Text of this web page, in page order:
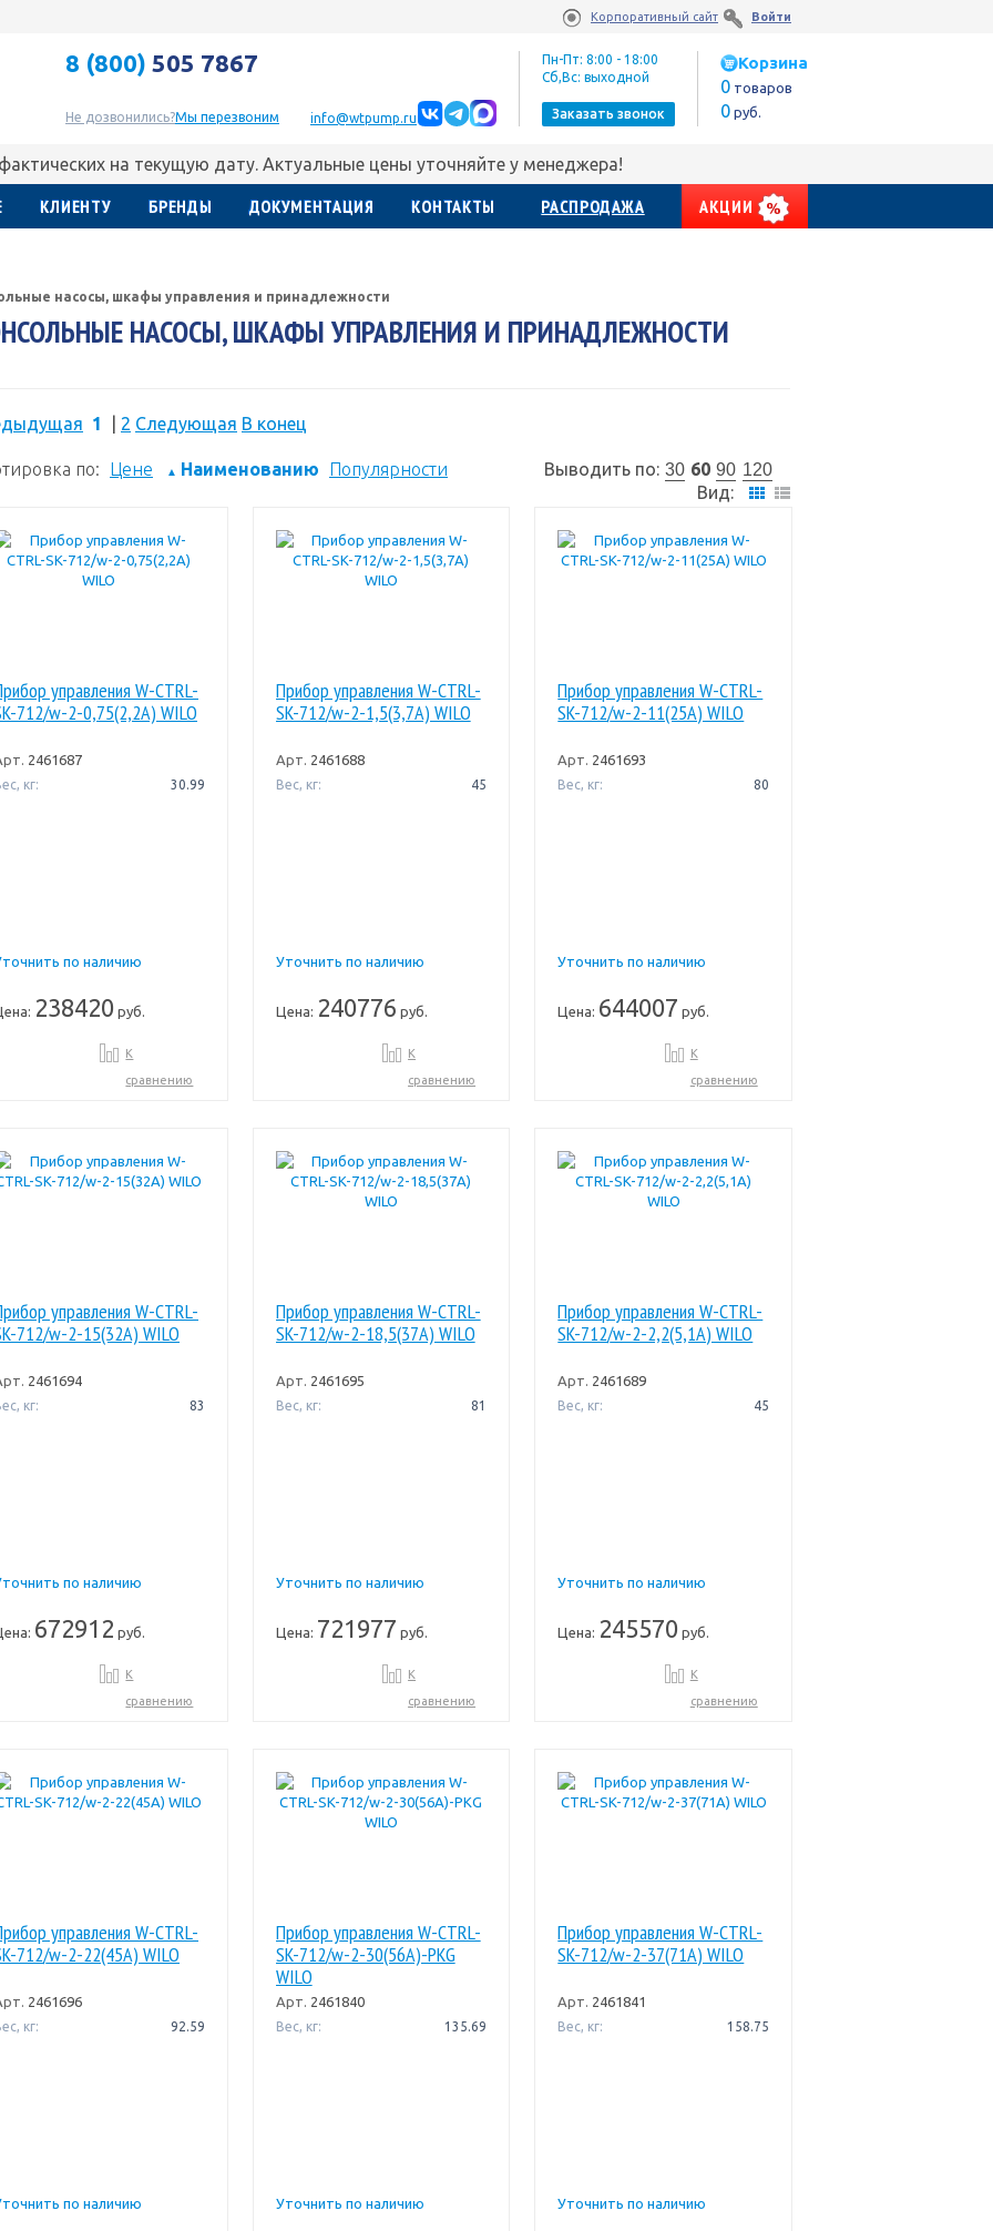
Корпоративный сайт Войти
8 (800) 505 7867
Не дозвонились?Мы перезвоним info@wtpump.ru
Пн-Пт: 8:00 - 18:00
Сб,Вс: выходной
Заказать звонок
Корзина
0 товаров
0 руб.
на текущую дату. Актуальные цены уточняйте у менеджера!
КЛИЕНТУ БРЕНДЫ ДОКУМЕНТАЦИЯ КОНТАКТЫ РАСПРОДАЖА АКЦИИ
насосы, шкафы управления и принадлежности
НАСОСЫ, ШКАФЫ УПРАВЛЕНИЯ И ПРИНАДЛЕЖНОСТИ
1 2 Следующая В конец
по: Цене ▲ Наименованию Популярности Выводить по: 30 60 90 120
Вид:
управления W-CTRL-
712/w-2-0,75(2,2A) WILO
2461687
кг: 30.99
по наличию
238420 руб.
К
сравнению
Прибор управления W-CTRL-
SK-712/w-2-1,5(3,7A) WILO
Арт. 2461688
Вес, кг: 45
Уточнить по наличию
Цена: 240776 руб.
К
сравнению
Прибор управления W-CTRL-
SK-712/w-2-11(25A) WILO
Арт. 2461693
Вес, кг: 80
Уточнить по наличию
Цена: 644007 руб.
К
сравнению
управления W-CTRL-
712/w-2-15(32A) WILO
2461694
кг: 83
по наличию
672912 руб.
К
сравнению
Прибор управления W-CTRL-
SK-712/w-2-18,5(37A) WILO
Арт. 2461695
Вес, кг: 81
Уточнить по наличию
Цена: 721977 руб.
К
сравнению
Прибор управления W-CTRL-
SK-712/w-2-2,2(5,1A) WILO
Арт. 2461689
Вес, кг: 45
Уточнить по наличию
Цена: 245570 руб.
К
сравнению
управления W-CTRL-
712/w-2-22(45A) WILO
2461696
кг: 92.59
по наличию
Прибор управления W-CTRL-
SK-712/w-2-30(56A)-PKG
WILO
Арт. 2461840
Вес, кг: 135.69
Уточнить по наличию
Прибор управления W-CTRL-
SK-712/w-2-37(71A) WILO
Арт. 2461841
Вес, кг: 158.75
Уточнить по наличию